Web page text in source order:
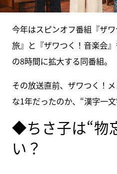
今年はスピンオフ番組『ザ
旅』と『ザワつく！音楽会
の8時間に拡大する同番組。
その放送直前、ザワつく！
な1年だったのか、“漢字一
◆ちさ子は“物
い？